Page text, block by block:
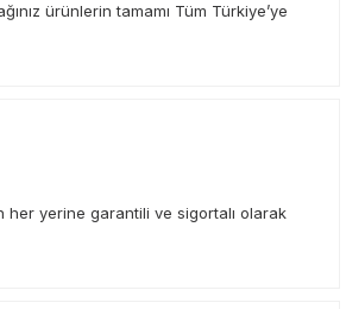
ürünlerin tamamı Tüm Türkiye’ye
her yerine garantili ve sigortalı olarak